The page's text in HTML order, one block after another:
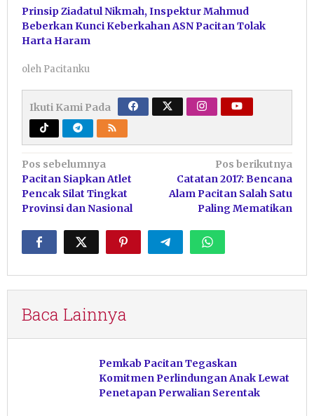
Prinsip Ziadatul Nikmah, Inspektur Mahmud
Beberkan Kunci Keberkahan ASN Pacitan Tolak
Harta Haram
oleh Pacitanku
Ikuti Kami Pada
Navigasi
pos
Pos sebelumnya
Pacitan Siapkan Atlet
Pencak Silat Tingkat
Provinsi dan Nasional
Pos berikutnya
Catatan 2017: Bencana
Alam Pacitan Salah Satu
Paling Mematikan
Baca Lainnya
Pemkab Pacitan Tegaskan
Komitmen Perlindungan Anak Lewat
Penetapan Perwalian Serentak